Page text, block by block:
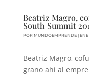
Beatriz Magro,
South Summit
POR MUNDOEMPRENDE|
Beatriz Magro,
grano ahí al